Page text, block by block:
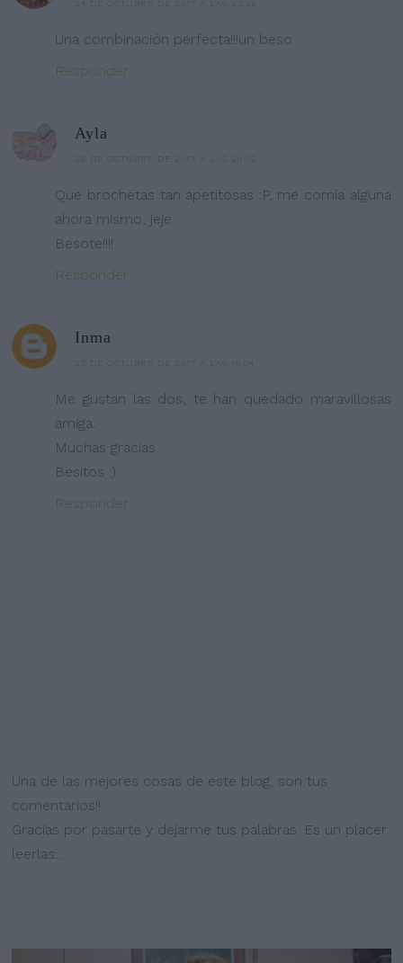
Una combinación perfecta!!!un beso
Responder
Ayla
Que brochetas tan apetitosas :P, me comía alguna
ahora mismo, jeje
Besote!!!!
Responder
Inma
Me gustan las dos, te han quedado maravillosas
amiga.
Muchas gracias.
Besitos :)
Responder
Una de las mejores cosas de este blog, son tus
comentarios!!
Gracias por pasarte y dejarme tus palabras. Es un placer
leerlas...